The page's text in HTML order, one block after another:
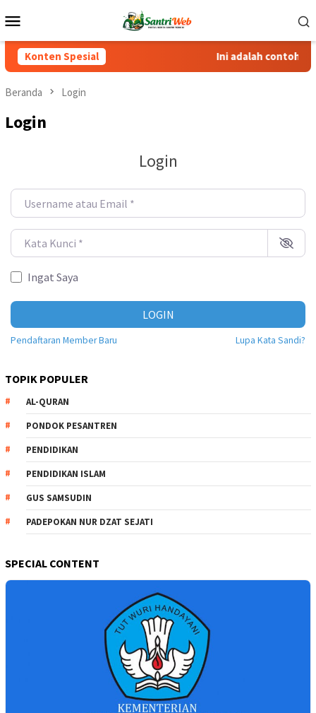
ke
kontenMobile
Konten Spesial Ini adalah contoh
Beranda Login
Login
Login
Username atau Email
Kata Kunci
Ingat Saya
LOGIN
Pendaftaran Member Baru Lupa Kata Sandi?
TOPIK POPULER
AL-QURAN
PONDOK PESANTREN
PENDIDIKAN
PENDIDIKAN ISLAM
GUS SAMSUDIN
PADEPOKAN NUR DZAT SEJATI
SPECIAL CONTENT